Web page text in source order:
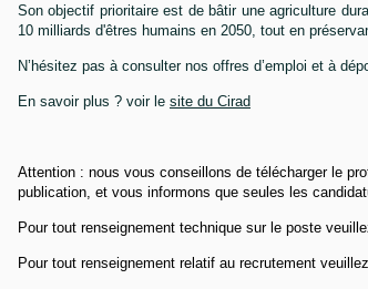
Son objectif prioritaire est de bâtir une agriculture
10 milliards d'êtres humains en 2050, tout en
N’hésitez pas à consulter nos offres d’emploi et à
En savoir plus ? voir le site du Cirad
Attention : nous vous conseillons de télécharger le
publication, et vous informons que seules les
Pour tout renseignement technique sur le poste
Pour tout renseignement relatif au recrutement